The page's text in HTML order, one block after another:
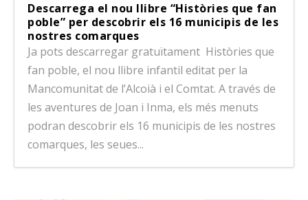
Descarrega el nou llibre “Històries que fan
poble” per descobrir els 16 municipis de les
nostres comarques
Ja pots descarregar gratuïtament Històries que
fan poble, el nou llibre infantil editat per la
Mancomunitat de l’Alcoià i el Comtat. A través de
les aventures de Joan i Inma, els més menuts
podran descobrir els 16 municipis de les nostres
comarques, les seues...